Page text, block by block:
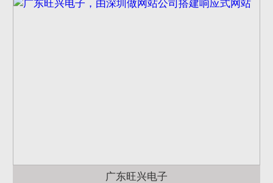
广东旺兴电子